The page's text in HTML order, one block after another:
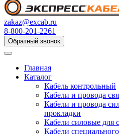
zakaz@excab.ru
8-800-201-2261
Обратный звонок
Главная
Каталог
Кабель контрольный
Кабели и провода
Кабели и провода
прокладки
Кабели силовые для
Кабели